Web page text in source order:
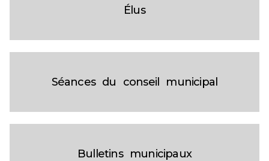
Élus
Séances du conseil municipal
Bulletins municipaux